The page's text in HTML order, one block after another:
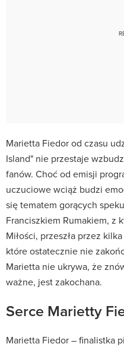
Marietta Fiedor od czasu
Island" nie przestaje
fanów. Choć od emisji
uczuciowe wciąż budzi
się tematem gorących
Franciszkiem Rumakiem, z
Miłości, przeszła przez
które ostatecznie nie
Marietta nie ukrywa, że
ważne, jest zakochana.
Serce Marietty
Marietta Fiedor – finalistka